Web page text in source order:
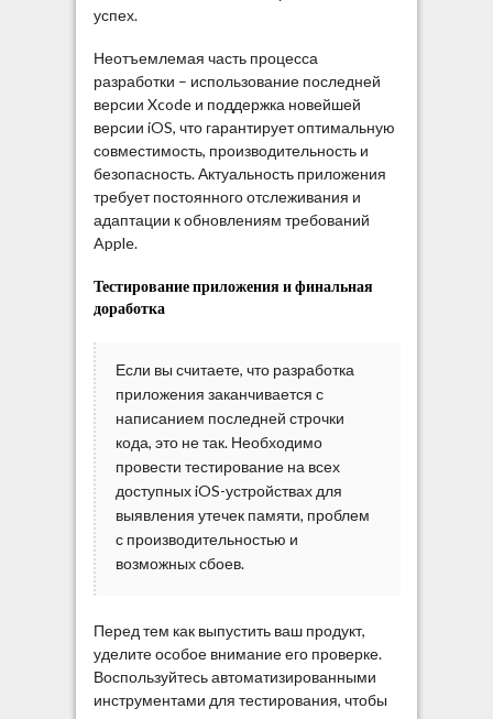
успех.
Неотъемлемая часть процесса
разработки – использование последней
версии Xcode и поддержка новейшей
версии iOS, что гарантирует оптимальную
совместимость, производительность и
безопасность. Актуальность приложения
требует постоянного отслеживания и
адаптации к обновлениям требований
Apple.
Тестирование приложения и финальная
доработка
Если вы считаете, что разработка
приложения заканчивается с
написанием последней строчки
кода, это не так. Необходимо
провести тестирование на всех
доступных iOS-устройствах для
выявления утечек памяти, проблем
с производительностью и
возможных сбоев.
Перед тем как выпустить ваш продукт,
уделите особое внимание его проверке.
Воспользуйтесь автоматизированными
инструментами для тестирования, чтобы